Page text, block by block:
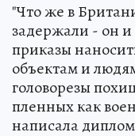
"Что же в
задержали - он и
приказы
объектам и
головорезы
пленных как
написала